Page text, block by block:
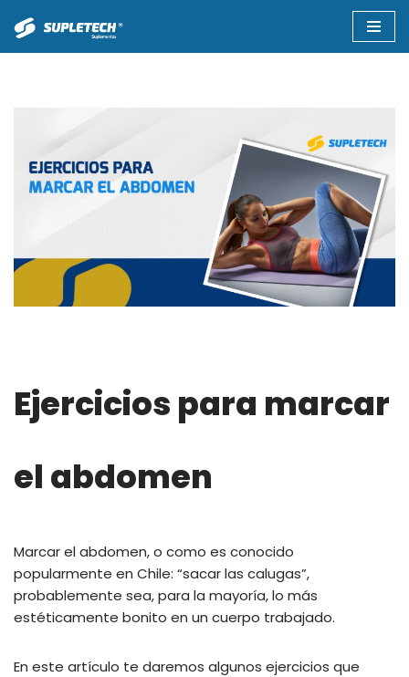
Saltar
Ejercicios para marcar
el abdomen
Marcar el abdomen, o como es conocido
popularmente en Chile: “sacar las calugas”,
probablemente sea, para la mayoría, lo más
estéticamente bonito en un cuerpo trabajado.
En este artículo te daremos algunos ejercicios que